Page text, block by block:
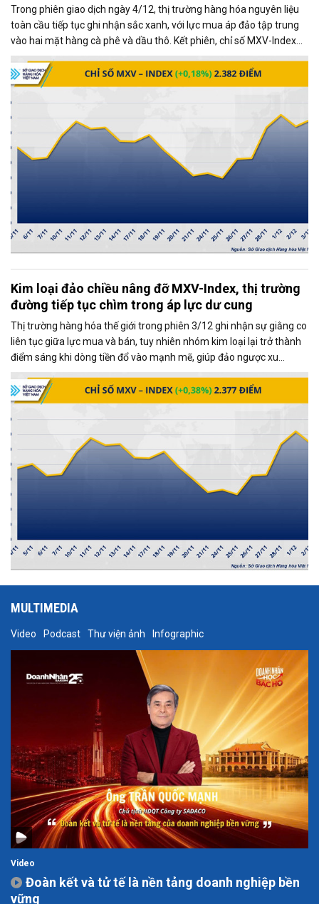
Trong phiên giao dịch ngày 4/12, thị trường hàng hóa nguyên liệu
toàn cầu tiếp tục ghi nhận sắc xanh, với lực mua áp đảo tập trung
vào hai mặt hàng cà phê và dầu thô. Kết phiên, chỉ số MXV-Index
tăng gần 0,2%, đạt 2.382 điểm, phản ánh xu hướng tích cực chung
của thị trường.
Kim loại đảo chiều nâng đỡ MXV-Index, thị trường
đường tiếp tục chìm trong áp lực dư cung
Thị trường hàng hóa thế giới trong phiên 3/12 ghi nhận sự giằng co
liên tục giữa lực mua và bán, tuy nhiên nhóm kim loại lại trở thành
điểm sáng khi dòng tiền đổ vào mạnh mẽ, giúp đảo ngược xu
hướng và kéo MXV-Index tăng gần 0,4%, đạt 2.377 điểm tại thời
điểm đóng cửa.
MULTIMEDIA
Video Podcast Thư viện ảnh Infographic
Video
Đoàn kết và tử tế là nền tảng doanh nghiệp bền
vững